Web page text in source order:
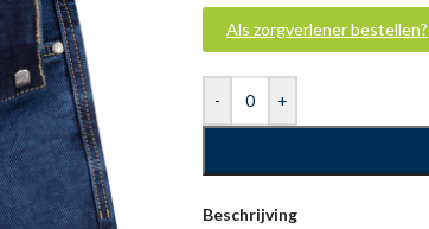
- +
Als zorgverlener bestellen?
Beschrijving